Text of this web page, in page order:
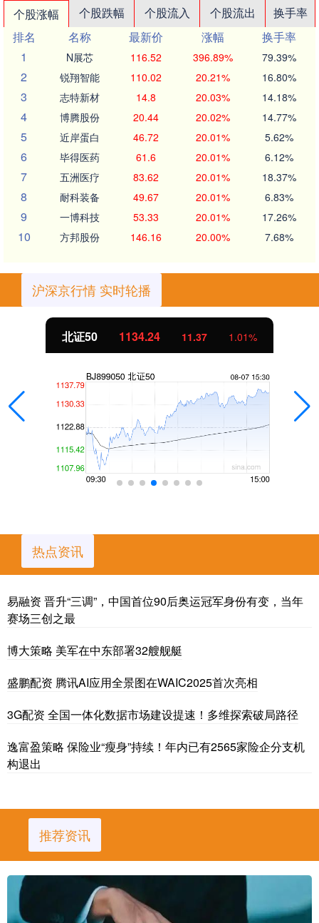
个股涨幅 个股跌幅 个股流入 个股流出
换手率
排名
名称 最新价 涨幅
换手率
1
N展芯 116.52 396.89% 79.39%
2 锐翔智能 110.02 20.21% 16.80%
3 志特新材 14.8 20.03% 14.18%
4 博腾股份 20.44 20.02% 14.77%
5 近岸蛋白 46.72 20.01% 5.62%
6 毕得医药 61.6 20.01% 6.12%
7 五洲医疗 83.62 20.01% 18.37%
8 耐科装备 49.67 20.01% 6.83%
9 一博科技 53.33 20.01% 17.26%
10 方邦股份 146.16 20.00% 7.68%
沪深京行情 实时轮播
北证50 1134.24 11.37 1.01%
热点资讯
易融资 晋升“三调”，中国首位90后奥运冠军身份有变，当年
赛场三创之最
博大策略 美军在中东部署32艘舰艇
盛鹏配资 腾讯AI应用全景图在WAIC2025首次亮相
3G配资 全国一体化数据市场建设提速！多维探索破局路径
逸富盈策略 保险业“瘦身”持续！年内已有2565家险企分支机
构退出
推荐资讯